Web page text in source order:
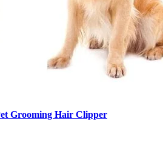
Grooming Hair Clipper